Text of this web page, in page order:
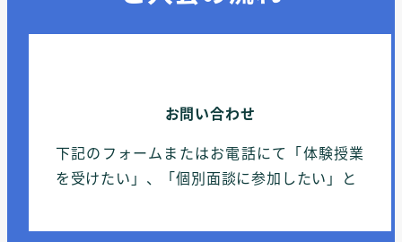
お問い合わせ
下記のフォームまたはお電話にて「体験授業
を受けたい」、「個別面談に参加したい」と